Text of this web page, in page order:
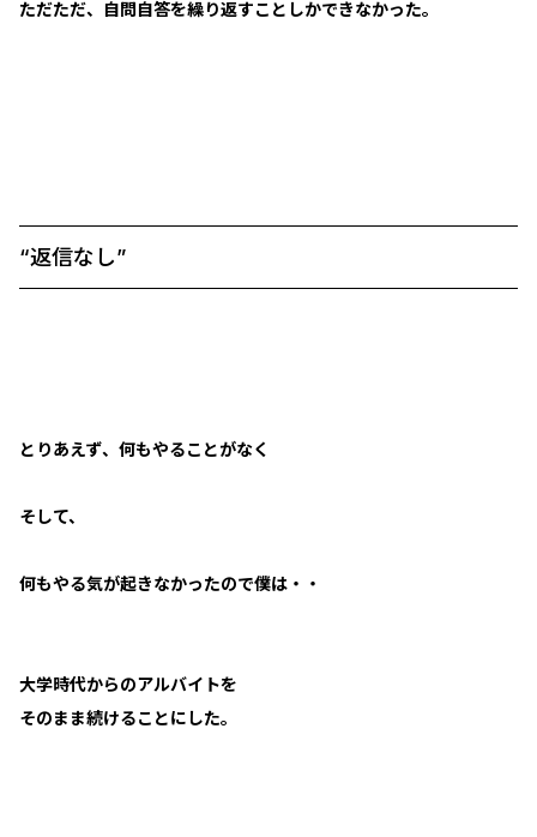
ただただ、自問自答を繰り返すことしかできなかった。
“返信なし”
とりあえず、何もやることがなく
そして、
何もやる気が起きなかったので僕は・・
大学時代からのアルバイトを
そのまま続けることにした。